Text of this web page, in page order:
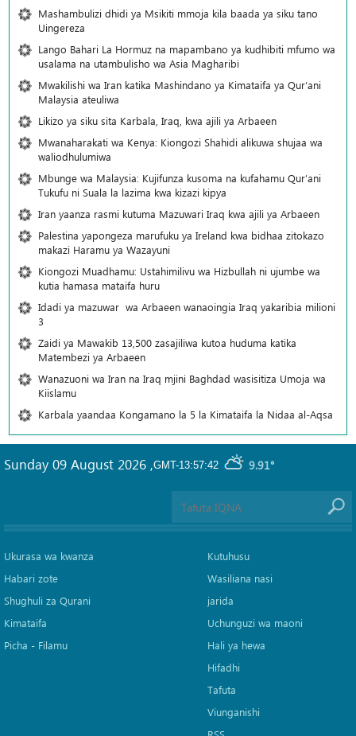
Mashambulizi dhidi ya Msikiti mmoja kila baada ya siku tano
Uingereza
Lango Bahari La Hormuz na mapambano ya kudhibiti mfumo wa
usalama na utambulisho wa Asia Magharibi
Mwakilishi wa Iran katika Mashindano ya Kimataifa ya Qur’ani
Malaysia ateuliwa
Likizo ya siku sita Karbala, Iraq, kwa ajili ya Arbaeen
Mwanaharakati wa Kenya: Kiongozi Shahidi alikuwa shujaa wa
waliodhulumiwa
Mbunge wa Malaysia: Kujifunza kusoma na kufahamu Qur’ani
Tukufu ni Suala la lazima kwa kizazi kipya
Iran yaanza rasmi kutuma Mazuwari Iraq kwa ajili ya Arbaeen
Palestina yapongeza marufuku ya Ireland kwa bidhaa zitokazo
makazi Haramu ya Wazayuni
Kiongozi Muadhamu: Ustahimilivu wa Hizbullah ni ujumbe wa
kutia hamasa mataifa huru
Idadi ya mazuwar wa Arbaeen wanaoingia Iraq yakaribia milioni
3
Zaidi ya Mawakib 13,500 zasajiliwa kutoa huduma katika
Matembezi ya Arbaeen
Wanazuoni wa Iran na Iraq mjini Baghdad wasisitiza Umoja wa
Kiislamu
Karbala yaandaa Kongamano la 5 la Kimataifa la Nidaa al-Aqsa
GMT-13:57:42 9.91°
Sunday 09 August 2026 ,
Ukurasa wa kwanza
Habari zote
Shughuli za Qurani
Kimataifa
Picha‎ - Filamu‎
Kutuhusu
Wasiliana nasi
jarida
Uchunguzi wa maoni
Hali ya hewa
Hifadhi
Tafuta
Viunganishi